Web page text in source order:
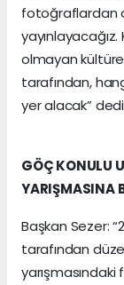
fotoğraflardan
olmayan kültürel
tarafından,
yer alacak”
GÖÇ KONULU
YARIŞMASINA
Başkan Sezer:
tarafından